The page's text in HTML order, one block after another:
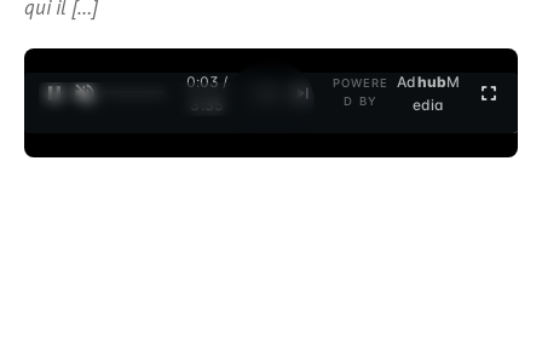
qui il […]
0:03 /
3:35
POWERE
D BY
AdhubM
edia